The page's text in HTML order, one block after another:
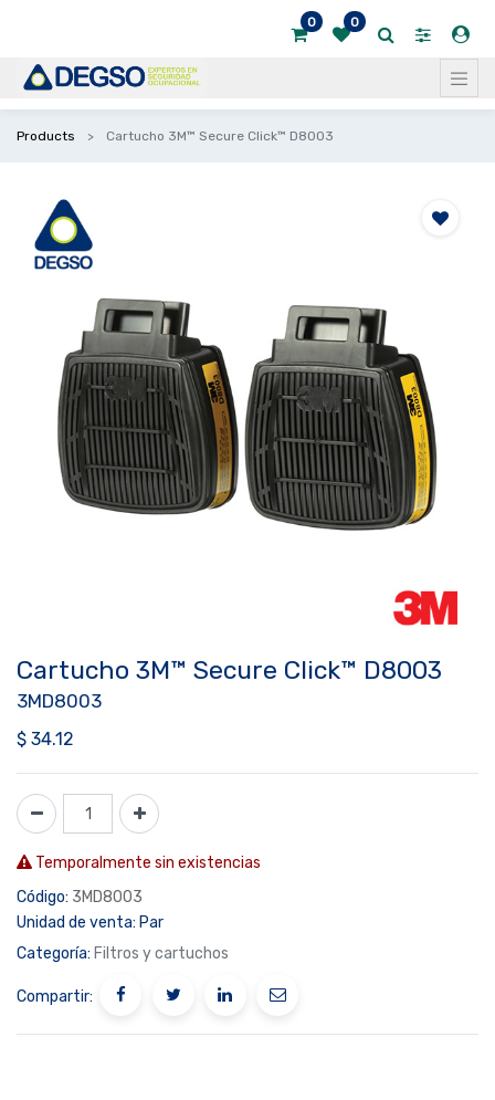
0 0
Products Cartucho 3M™ Secure Click™ D8003
Cartucho 3M™ Secure Click™ D8003
3MD8003
$ 34.12
Temporalmente sin existencias
Código: 3MD8003
Unidad de venta: Par
Categoría: Filtros y cartuchos
Compartir: